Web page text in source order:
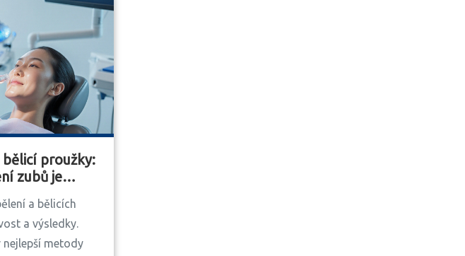
bělicí proužky:
zubů je
a bělicích
a výsledky.
metody